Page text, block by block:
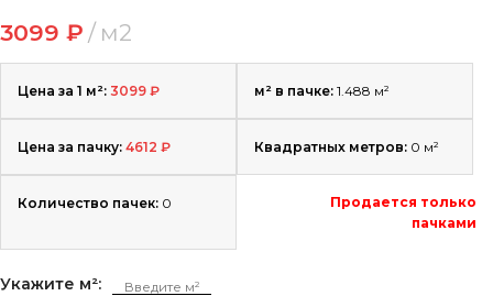
3099 ₽ м2
Цена за 1 м²: 3099 ₽ м² в пачке: 1.488 м²
Цена за пачку: 4612 ₽ Квадратных метров: 0 м²
Количество пачек: 0
Продается только
пачками
Укажите м²: